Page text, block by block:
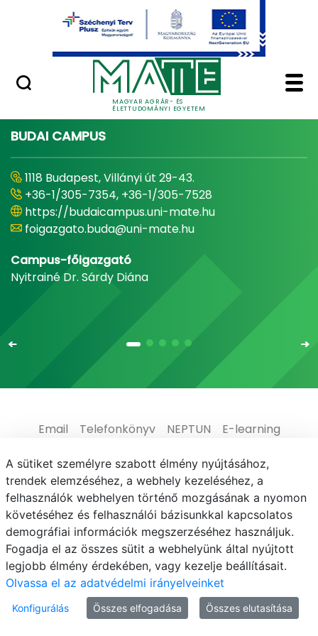
Ugrás a fő tartalomhoz
MAGYAR AGRÁR- ÉS
ÉLETTUDOMÁNYI EGYETEM
Minőségügy
Home - Magyar
BUDAI CAMPUS
1118 Budapest, Villányi út 29-43.
+36-1/305-7354, +36-1/305-7528
https://budaicampus.uni-mate.hu
foigazgato.buda@uni-mate.hu
Campus-főigazgató
Nyitrainé Dr. Sárdy Diána
Email Telefonkönyv NEPTUN
E-learning
Médiaközpont
Informatikai Igazgatóság
Adatvédelem
© MATE 2021
A sütiket személyre szabott élmény nyújtásához,
trendek elemzéséhez, a webhely kezeléséhez, a
felhasználók webhelyen történő mozgásának a nyomon
követéséhez és felhasználói bázisunkkal kapcsolatos
demográfiai információk megszerzéséhez használjuk.
Fogadja el az összes sütit a webhelyünk által nyújtott
legjobb élmény érdekében, vagy kezelje beállításait.
Olvassa el az adatvédelmi irányelveinket
Konfigurálás Összes elfogadása Összes elutasítása